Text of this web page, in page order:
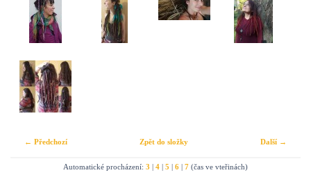
← Předchozí Další →
Zpět do složky
Automatické procházení: 3 | 4 | 5 | 6 | 7 (čas ve vteřinách)